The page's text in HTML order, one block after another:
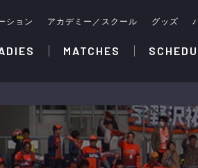
ション アカデミー／スクール グッズ
MATCHES